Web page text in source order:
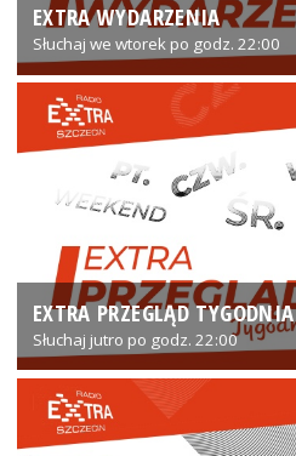
EXTRA WYDARZENIA
Słuchaj we wtorek po godz. 22:00
EXTRA PRZEGLĄD TYGODNIA
Słuchaj jutro po godz. 22:00